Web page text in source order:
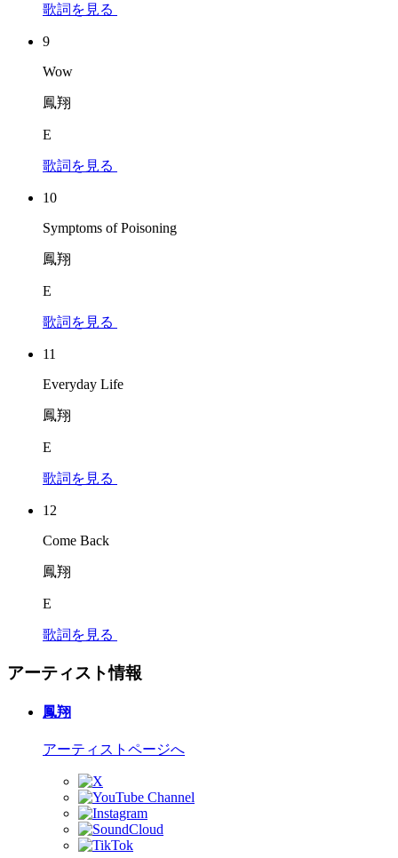
歌詞を見る
9
Wow
鳳翔
E
歌詞を見る
10
Symptoms of Poisoning
鳳翔
E
歌詞を見る
11
Everyday Life
鳳翔
E
歌詞を見る
12
Come Back
鳳翔
E
歌詞を見る
アーティスト情報
鳳翔
アーティストページへ